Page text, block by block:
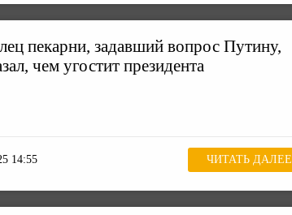
пекарни, задавший вопрос Путину,
чем угостит президента
14:55 ЧИТАТЬ ДАЛЕЕ